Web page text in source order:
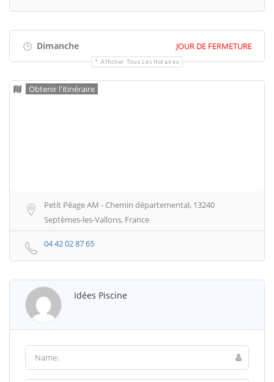
Dimanche JOUR DE FERMETURE
Afficher Tous Les Horaires
Obtenir l'itinéraire
Petit Péage AM - Chemin départemental, 13240
Septèmes-les-Vallons, France
04 42 02 87 65
Idées Piscine